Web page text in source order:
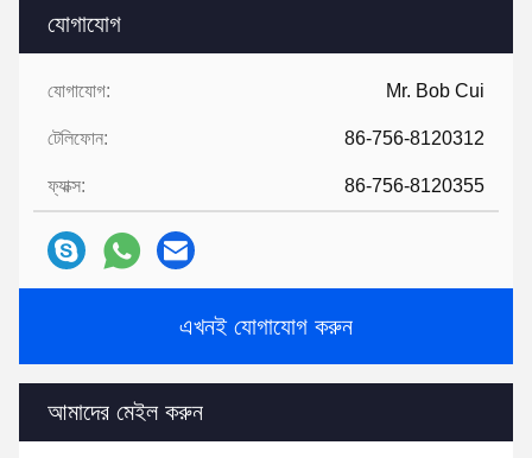
যোগাযোগ
যোগাযোগ: Mr. Bob Cui
টেলিফোন: 86-756-8120312
ফ্যাক্স: 86-756-8120355
এখনই যোগাযোগ করুন
আমাদের মেইল ​​করুন